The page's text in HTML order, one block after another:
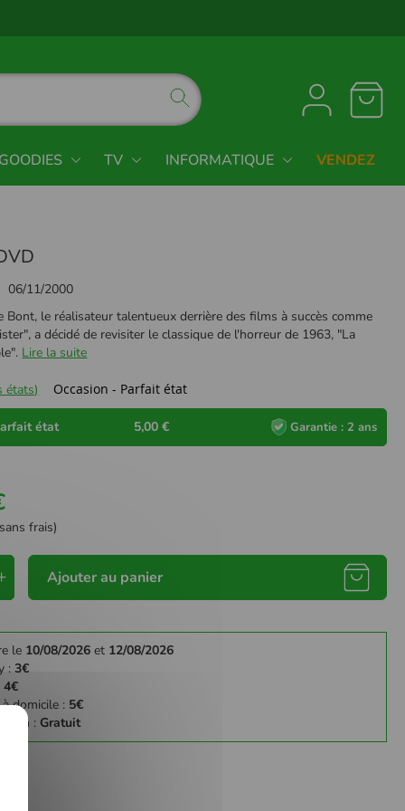
TV INFORMATIQUE VENDEZ
06/11/2000
Bont, le réalisateur talentueux derrière des films à succès comme
a décidé de revisiter le classique de l'horreur de 1963, "La
Lire la suite
états) Occasion - Parfait état
état 5,00 € Garantie : 2 ans
frais)
Ajouter au panier
le 10/08/2026 et 12/08/2026
:3€
4€
domicile : 5€
: Gratuit